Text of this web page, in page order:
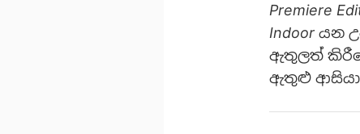
Premiere
Indoor යන
ඇතුලත්
ඇතුළු